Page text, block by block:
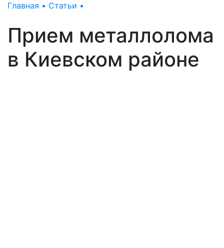
Главная • Статьи •
Прием металлолома
в Киевском районе